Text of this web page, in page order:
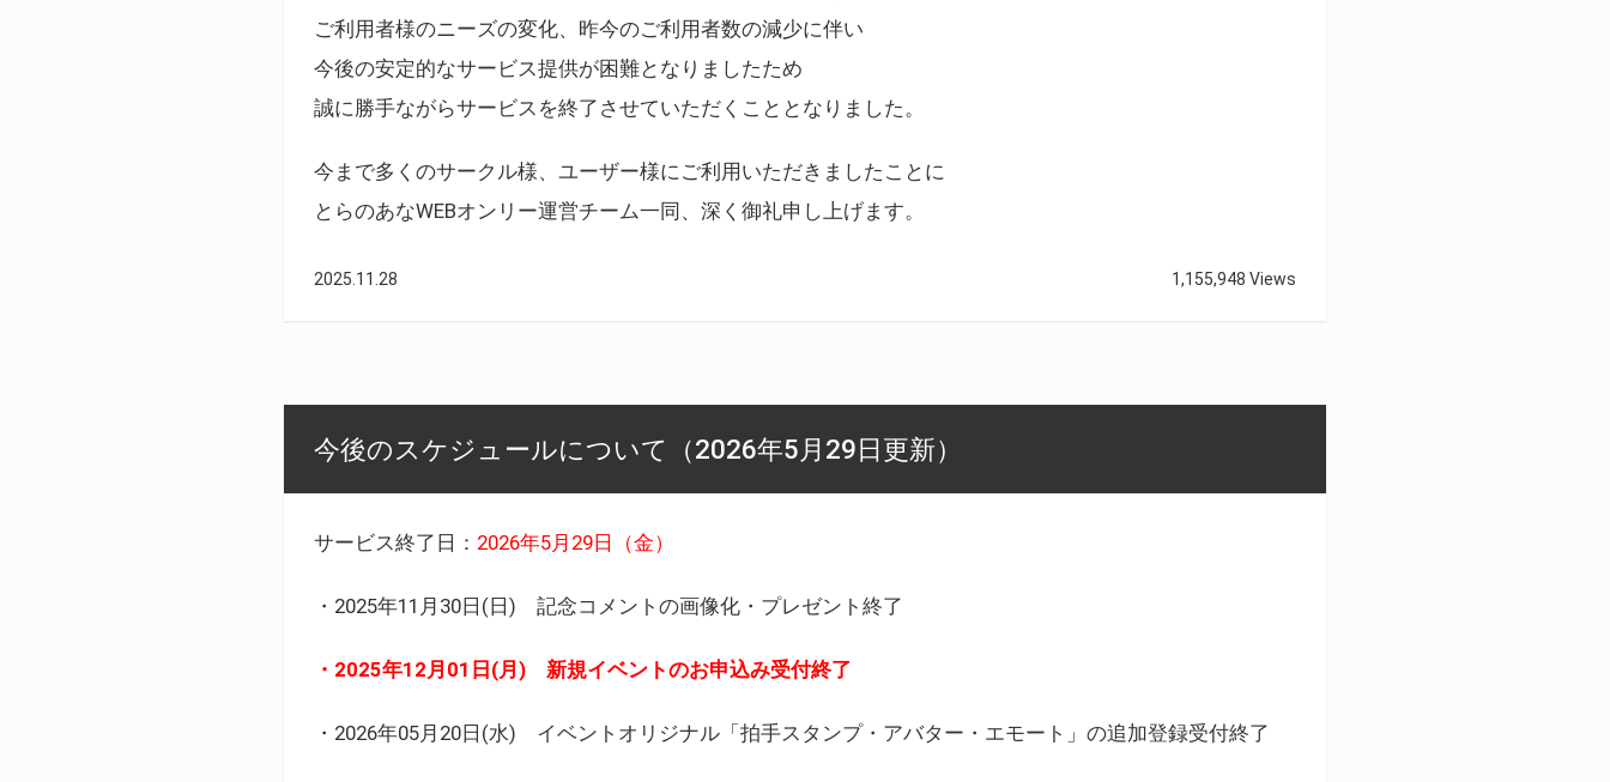
ご利用者様のニーズの変化、昨今のご利用者数の減少に伴い
今後の安定的なサービス提供が困難となりましたため
誠に勝手ながらサービスを終了させていただくこととなりました。
今まで多くのサークル様、ユーザー様にご利用いただきましたことに
とらのあなWEBオンリー運営チーム一同、深く御礼申し上げます。
2025.11.28 1,155,948 Views
今後のスケジュールについて（2026年5月29日更新）
サービス終了日： 2026年5月29日（金）
・2025年11月30日(日) 記念コメントの画像化・プレゼント終了
・2025年12月01日(月) 新規イベントのお申込み受付終了
・2026年05月20日(水) イベントオリジナル「拍手スタンプ・アバター・エモート」の追加登録受付終了